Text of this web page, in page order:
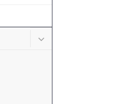
Undermeny för Aktuellt